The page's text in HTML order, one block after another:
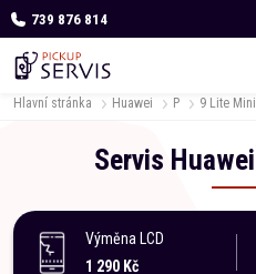
739 876 814
Hlavní stránka Huawei P 9 Lite Mini
Servis Huawei
Výměna LCD
1 290 Kč